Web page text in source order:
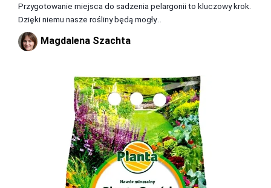
Przygotowanie miejsca do sadzenia pelargonii to kluczowy krok.
Dzięki niemu nasze rośliny będą mogły...
Magdalena Szachta